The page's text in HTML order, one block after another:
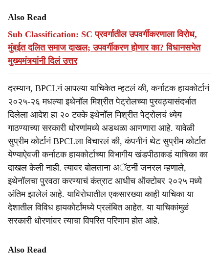
Also Read
Sub Classification: SC प्रवर्गातील उपवर्गीकरणाला विरोध,
मुंबईत दलित समाज दाखल; उपवर्गीकरण होणार का? विधानसभेत
मुख्यमंत्र्यांनी दिलं उत्तर
दरम्यान, BPCLनं आपल्या याचिकेत म्हटलं की, कर्नाटक हायकोर्टानं
२०२५-२६ मधल्या इथेनॉल मिश्रीत पेट्रोलच्या पुरवठ्यासंदर्भात
दिलेला आदेश हा २० टक्के इथेनॉल मिश्रीत पेट्रोलचं ध्येय
गाठण्याच्या सरकारी धोरणांमध्ये अडथळा आणणारा आहे. यावेळी
सुप्रीम कोर्टानं BPCLला विचारलं की, कंपनीनं थेट सुप्रीम कोर्टात
येण्याऐवजी कर्नाटक हायकोर्टाच्या विभागीय खंडपीठाकडं याचिका का
दाखल केली नाही. त्यावर बोलताना अॅटर्नी जनरल म्हणाले,
इथेनॉलचा पुरवठा करण्याचं कंत्राट आधीच ऑक्टोबर २०२५ मध्ये
अंतिम झालेलं आहे. याविरोधातील एकसारख्या काही याचिका या
देशातील विविध हायकोर्टांमध्ये प्रलंबित आहेत. या याचिकांमुळं
सरकारी धोरणांवर त्याचा विपरित परिणाम होत आहे.
Also Read